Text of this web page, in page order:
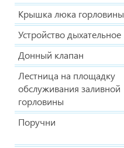
Крышка люка горловины
Устройство дыхательное
Донный клапан
Лестница на площадку
обслуживания заливной
горловины
Поручни